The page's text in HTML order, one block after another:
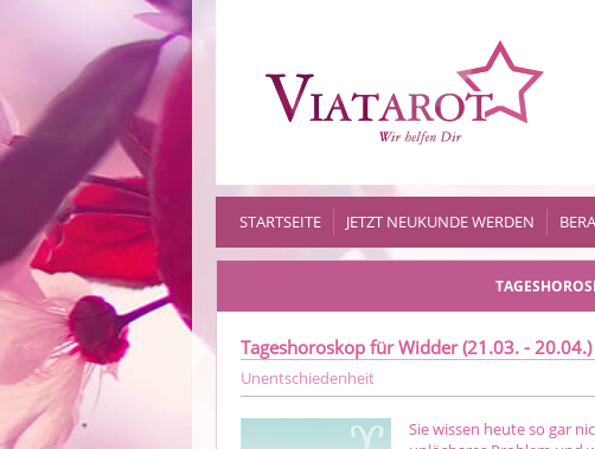
STARTSEITE JETZT NEUKUNDE WERDEN
Tageshoroskop für Widder (21.03. - 20.04.)
Unentschiedenheit
Sie wissen heute so gar